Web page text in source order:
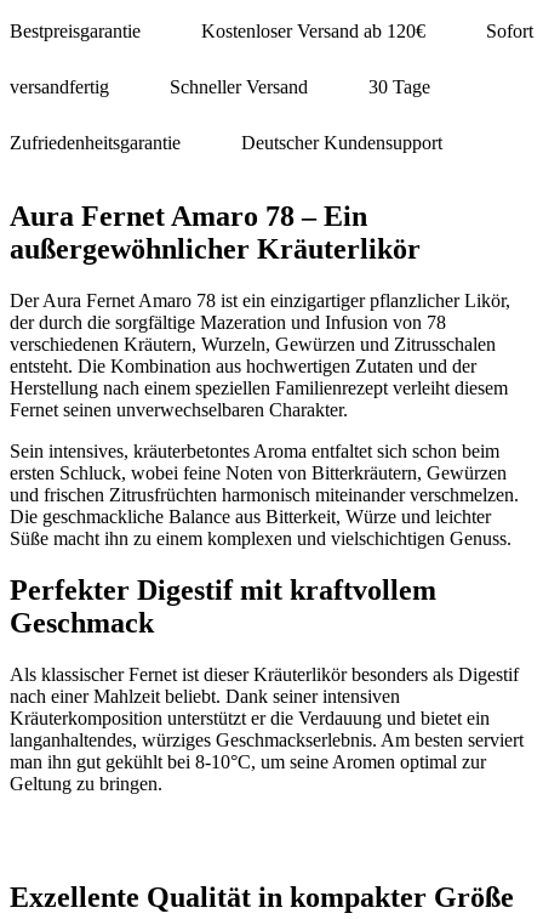
Bestpreisgarantie Kostenloser Versand ab 120€ Sofort
versandfertig Schneller Versand 30 Tage
Zufriedenheitsgarantie Deutscher Kundensupport
Aura Fernet Amaro 78 – Ein
außergewöhnlicher Kräuterlikör
Der Aura Fernet Amaro 78 ist ein einzigartiger pflanzlicher Likör,
der durch die sorgfältige Mazeration und Infusion von 78
verschiedenen Kräutern, Wurzeln, Gewürzen und Zitrusschalen
entsteht. Die Kombination aus hochwertigen Zutaten und der
Herstellung nach einem speziellen Familienrezept verleiht diesem
Fernet seinen unverwechselbaren Charakter.
Sein intensives, kräuterbetontes Aroma entfaltet sich schon beim
ersten Schluck, wobei feine Noten von Bitterkräutern, Gewürzen
und frischen Zitrusfrüchten harmonisch miteinander verschmelzen.
Die geschmackliche Balance aus Bitterkeit, Würze und leichter
Süße macht ihn zu einem komplexen und vielschichtigen Genuss.
Perfekter Digestif mit kraftvollem
Geschmack
Als klassischer Fernet ist dieser Kräuterlikör besonders als Digestif
nach einer Mahlzeit beliebt. Dank seiner intensiven
Kräuterkomposition unterstützt er die Verdauung und bietet ein
langanhaltendes, würziges Geschmackserlebnis. Am besten serviert
man ihn gut gekühlt bei 8-10°C, um seine Aromen optimal zur
Geltung zu bringen.
Exzellente Qualität in kompakter Größe